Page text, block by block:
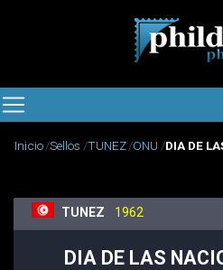
Inicio Sellos TUNEZ ONU DIA DE
TUNEZ 1962
DIA DE LAS